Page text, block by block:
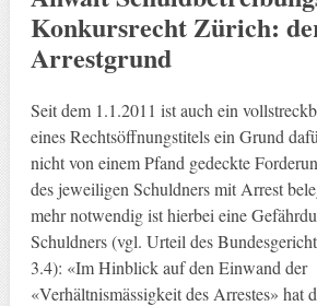
Konkursrecht Zürich:
Arrestgrund
Seit dem 1.1.2011 ist auch ein
eines Rechtsöffnungstitels ein Grund
nicht von einem Pfand gedeckte
des jeweiligen Schuldners mit Arrest
mehr notwendig ist hierbei eine
Schuldners (vgl. Urteil des
3.4): «Im Hinblick auf den Einwand der
«Verhältnismässigkeit des Arrestes» hat